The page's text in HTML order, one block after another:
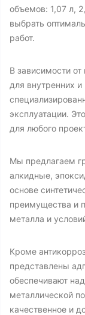
объемов: 1,07 л,
выбрать
работ.
В зависимости от
для внутренних
эксплуатации.
для любого
Мы предлагаем
алкидные,
основе
преимущества и
металла и
Кроме
представлены
обеспечивают
металлической
качественное и